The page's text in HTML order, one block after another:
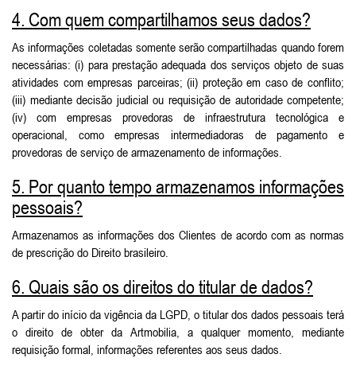
4. Com quem compartilhamos seus dados?
As informações coletadas somente serão compartilhadas quando forem
necessárias: (i) para prestação adequada dos serviços objeto de suas
atividades com empresas parceiras; (ii) proteção em caso de conflito;
(iii) mediante decisão judicial ou requisição de autoridade competente;
(iv) com empresas provedoras de infraestrutura tecnológica e
operacional, como empresas intermediadoras de pagamento e
provedoras de serviço de armazenamento de informações.
5. Por quanto tempo armazenamos informações
pessoais?
Armazenamos as informações dos Clientes de acordo com as normas
de prescrição do Direito brasileiro.
6. Quais são os direitos do titular de dados?
A partir do início da vigência da LGPD, o titular dos dados pessoais terá
o direito de obter da Artmobilia, a qualquer momento, mediante
requisição formal, informações referentes aos seus dados.